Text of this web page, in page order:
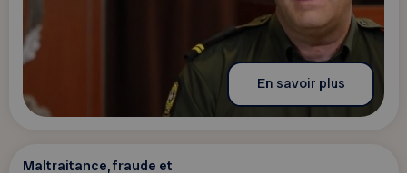
En savoir plus
Maltraitance, fraude et